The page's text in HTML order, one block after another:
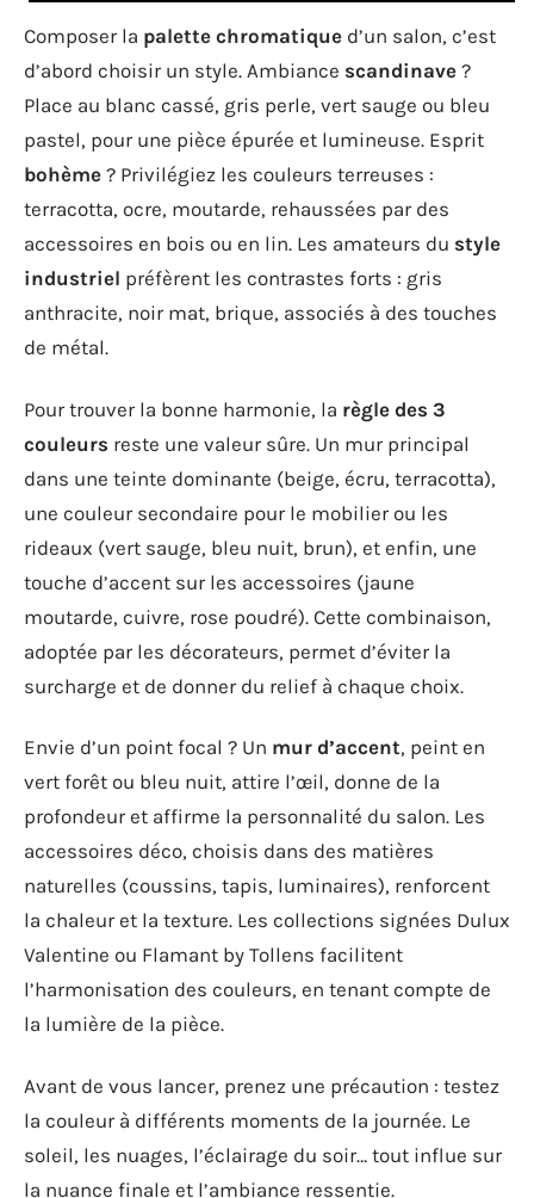
Composer la palette chromatique d’un salon, c’est
d’abord choisir un style. Ambiance scandinave ?
Place au blanc cassé, gris perle, vert sauge ou bleu
pastel, pour une pièce épurée et lumineuse. Esprit
bohème ? Privilégiez les couleurs terreuses :
terracotta, ocre, moutarde, rehaussées par des
accessoires en bois ou en lin. Les amateurs du style
industriel préfèrent les contrastes forts : gris
anthracite, noir mat, brique, associés à des touches
de métal.
Pour trouver la bonne harmonie, la règle des 3
couleurs reste une valeur sûre. Un mur principal
dans une teinte dominante (beige, écru, terracotta),
une couleur secondaire pour le mobilier ou les
rideaux (vert sauge, bleu nuit, brun), et enfin, une
touche d’accent sur les accessoires (jaune
moutarde, cuivre, rose poudré). Cette combinaison,
adoptée par les décorateurs, permet d’éviter la
surcharge et de donner du relief à chaque choix.
Envie d’un point focal ? Un mur d’accent, peint en
vert forêt ou bleu nuit, attire l’œil, donne de la
profondeur et affirme la personnalité du salon. Les
accessoires déco, choisis dans des matières
naturelles (coussins, tapis, luminaires), renforcent
la chaleur et la texture. Les collections signées Dulux
Valentine ou Flamant by Tollens facilitent
l’harmonisation des couleurs, en tenant compte de
la lumière de la pièce.
Avant de vous lancer, prenez une précaution : testez
la couleur à différents moments de la journée. Le
soleil, les nuages, l’éclairage du soir… tout influe sur
la nuance finale et l’ambiance ressentie.